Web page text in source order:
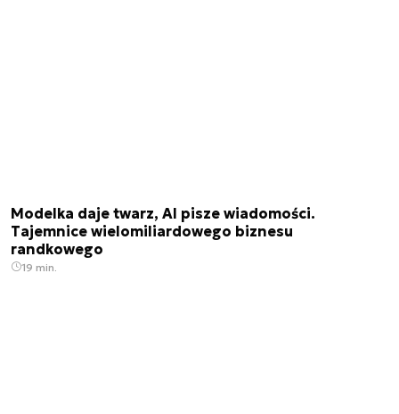
Modelka daje twarz, AI pisze wiadomości.
Tajemnice wielomiliardowego biznesu
randkowego
19 min.